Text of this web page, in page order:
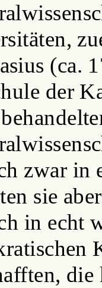
(ca.
der
zwar in
sie
in echt